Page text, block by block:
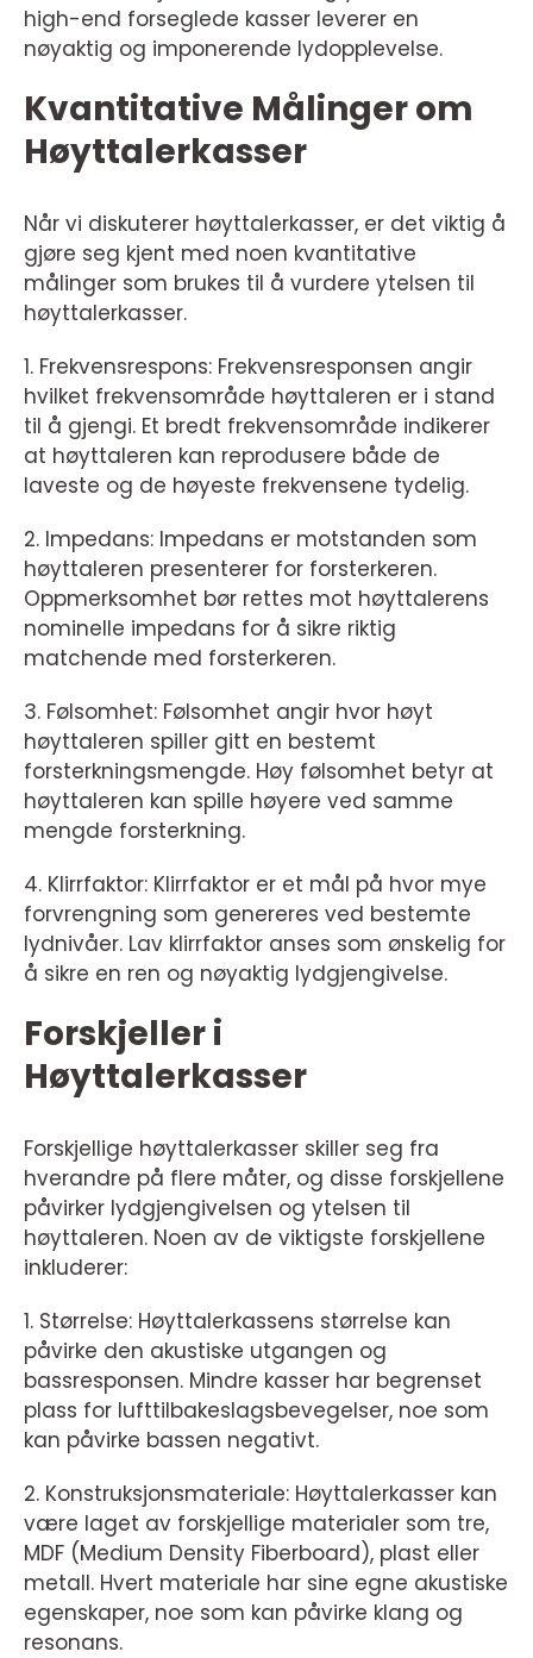
high-end forseglede kasser leverer en
nøyaktig og imponerende lydopplevelse.
Kvantitative Målinger om
Høyttalerkasser
Når vi diskuterer høyttalerkasser, er det viktig å
gjøre seg kjent med noen kvantitative
målinger som brukes til å vurdere ytelsen til
høyttalerkasser.
1. Frekvensrespons: Frekvensresponsen angir
hvilket frekvensområde høyttaleren er i stand
til å gjengi. Et bredt frekvensområde indikerer
at høyttaleren kan reprodusere både de
laveste og de høyeste frekvensene tydelig.
2. Impedans: Impedans er motstanden som
høyttaleren presenterer for forsterkeren.
Oppmerksomhet bør rettes mot høyttalerens
nominelle impedans for å sikre riktig
matchende med forsterkeren.
3. Følsomhet: Følsomhet angir hvor høyt
høyttaleren spiller gitt en bestemt
forsterkningsmengde. Høy følsomhet betyr at
høyttaleren kan spille høyere ved samme
mengde forsterkning.
4. Klirrfaktor: Klirrfaktor er et mål på hvor mye
forvrengning som genereres ved bestemte
lydnivåer. Lav klirrfaktor anses som ønskelig for
å sikre en ren og nøyaktig lydgjengivelse.
Forskjeller i
Høyttalerkasser
Forskjellige høyttalerkasser skiller seg fra
hverandre på flere måter, og disse forskjellene
påvirker lydgjengivelsen og ytelsen til
høyttaleren. Noen av de viktigste forskjellene
inkluderer:
1. Størrelse: Høyttalerkassens størrelse kan
påvirke den akustiske utgangen og
bassresponsen. Mindre kasser har begrenset
plass for lufttilbakeslagsbevegelser, noe som
kan påvirke bassen negativt.
2. Konstruksjonsmateriale: Høyttalerkasser kan
være laget av forskjellige materialer som tre,
MDF (Medium Density Fiberboard), plast eller
metall. Hvert materiale har sine egne akustiske
egenskaper, noe som kan påvirke klang og
resonans.